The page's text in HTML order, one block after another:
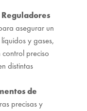
asegurar un
y gases,
control preciso
distintas
de
precisas y